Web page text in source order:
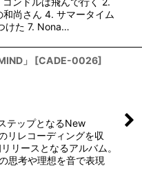
尚さん 4. サマータイム
けた 7. Nona…
」 [CADE-0026]
テップとなるNew
リレコーディングを収
リースとなるアルバム。
思考や理想を音で表現